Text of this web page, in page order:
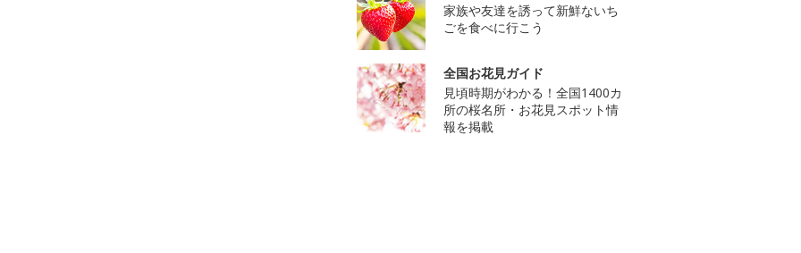
家族や友達を誘って新鮮ないち
ごを食べに行こう
全国お花見ガイド
見頃時期がわかる！全国1400カ
所の桜名所・お花見スポット情
報を掲載